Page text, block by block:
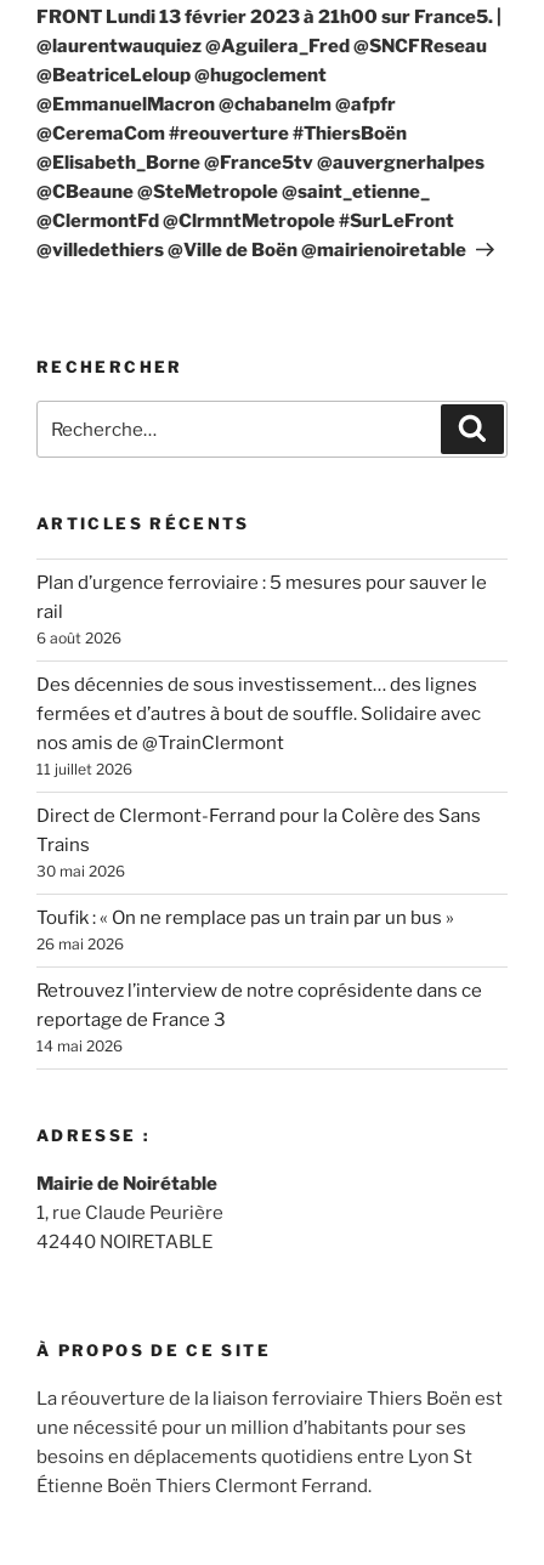
FRONT Lundi 13 février 2023 à 21h00 sur France5. |
@laurentwauquiez @Aguilera_Fred @SNCFReseau
@BeatriceLeloup @hugoclement
@EmmanuelMacron @chabanelm @afpfr
@CeremaCom #reouverture #ThiersBoën
@Elisabeth_Borne @France5tv @auvergnerhalpes
@CBeaune @SteMetropole @saint_etienne_
@ClermontFd @ClrmntMetropole #SurLeFront
@villedethiers @Ville de Boën @mairienoiretable
RECHERCHER
pour
ARTICLES RÉCENTS
Plan d’urgence ferroviaire : 5 mesures pour sauver le
rail
6 août 2026
Des décennies de sous investissement… des lignes
fermées et d’autres à bout de souffle. Solidaire avec
nos amis de @TrainClermont
11 juillet 2026
Direct de Clermont-Ferrand pour la Colère des Sans
Trains
30 mai 2026
Toufik : « On ne remplace pas un train par un bus »
26 mai 2026
Retrouvez l’interview de notre coprésidente dans ce
reportage de France 3
14 mai 2026
ADRESSE :
Mairie de Noirétable
1, rue Claude Peurière
42440 NOIRETABLE
À PROPOS DE CE SITE
La réouverture de la liaison ferroviaire Thiers Boën est
une nécessité pour un million d’habitants pour ses
besoins en déplacements quotidiens entre Lyon St
Étienne Boën Thiers Clermont Ferrand.